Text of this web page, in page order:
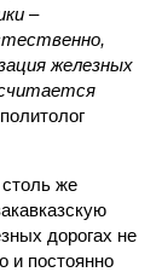
–
железных
же
дорогах не
и постоянно